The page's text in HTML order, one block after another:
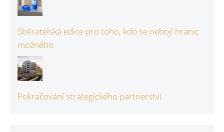
Sběratelská edice pro toho, kdo se nebojí hranic
možného
Pokračování strategického partnerství